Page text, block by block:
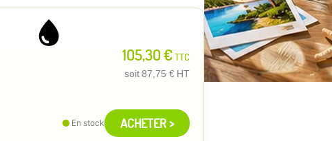
105,30 €TTC
soit87,75 € HT
En stock ACHETER >